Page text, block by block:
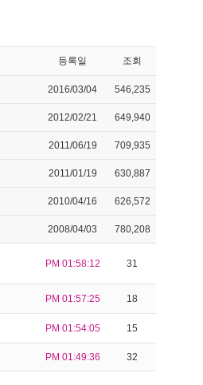
등록일 조회
2016/03/04 546,235
2012/02/21 649,940
2011/06/19 709,935
2011/01/19 630,887
2010/04/16 626,572
2008/04/03 780,208
PM 01:58:12 31
PM 01:57:25 18
PM 01:54:05 15
PM 01:49:36 32